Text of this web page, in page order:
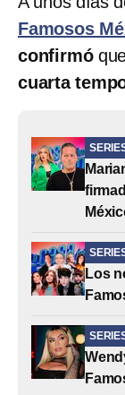
Famosos
confirmó
cuarta
Los